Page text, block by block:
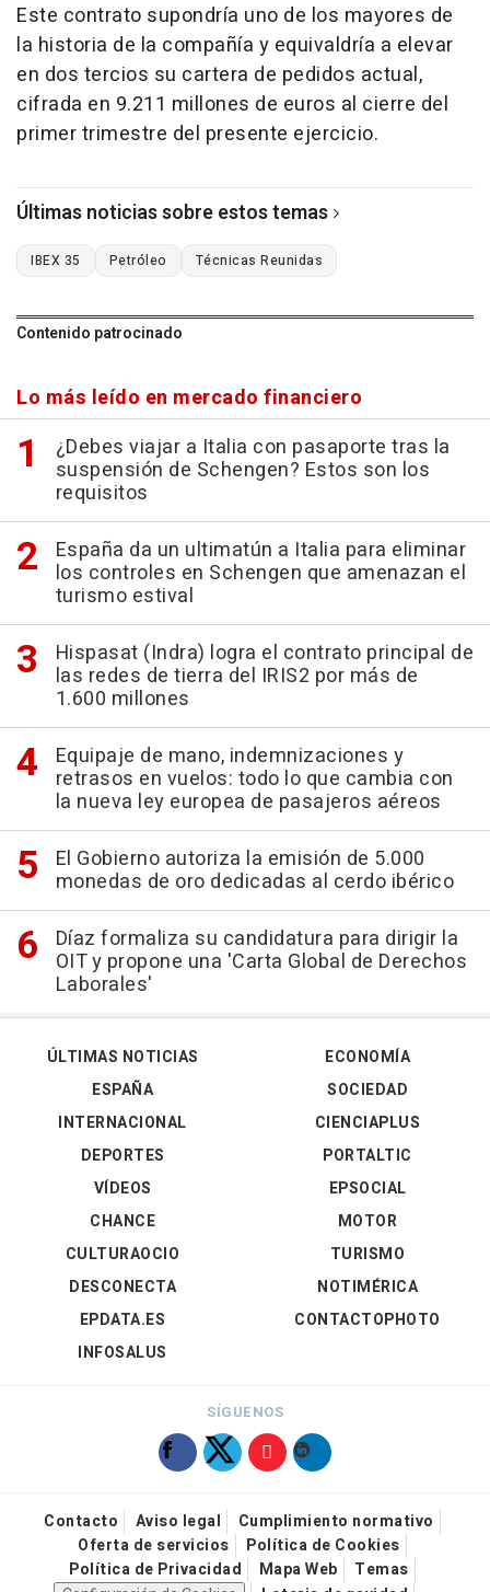
Este contrato supondría uno de los mayores de
la historia de la compañía y equivaldría a elevar
en dos tercios su cartera de pedidos actual,
cifrada en 9.211 millones de euros al cierre del
primer trimestre del presente ejercicio.
Últimas noticias sobre estos temas
IBEX 35 Petróleo Técnicas Reunidas
Contenido patrocinado
Lo más leído en mercado financiero
¿Debes viajar a Italia con pasaporte tras la
suspensión de Schengen? Estos son los
requisitos
España da un ultimatún a Italia para eliminar
los controles en Schengen que amenazan el
turismo estival
Hispasat (Indra) logra el contrato principal de
las redes de tierra del IRIS2 por más de
1.600 millones
Equipaje de mano, indemnizaciones y
retrasos en vuelos: todo lo que cambia con
la nueva ley europea de pasajeros aéreos
El Gobierno autoriza la emisión de 5.000
monedas de oro dedicadas al cerdo ibérico
Díaz formaliza su candidatura para dirigir la
OIT y propone una 'Carta Global de Derechos
Laborales'
ÚLTIMAS NOTICIAS
ESPAÑA
INTERNACIONAL
DEPORTES
VÍDEOS
ECONOMÍA
SOCIEDAD
CIENCIAPLUS
PORTALTIC
EPSOCIAL
CHANCE
CULTURAOCIO
DESCONECTA
EPDATA.ES
INFOSALUS
MOTOR
TURISMO
NOTIMÉRICA
CONTACTOPHOTO
SÍGUENOS
Contacto Aviso legal
Cumplimiento normativo
Oferta de servicios
Política de Cookies
Política de Privacidad
Mapa Web
Temas